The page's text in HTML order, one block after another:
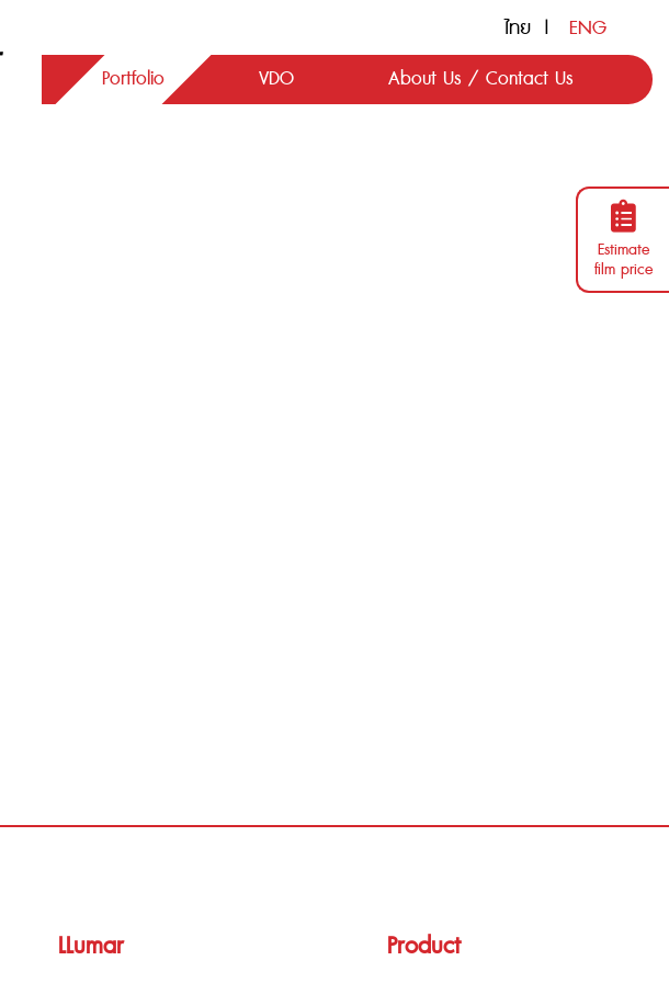
Portfolio VDO About Us / Contact Us
ไทย | ENG
Estimate
film price
LLumar Product